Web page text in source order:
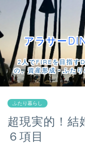
アラサー
2人でFIREを目指
の、資産形成・ふた
ふたり暮らし
超現実的！結
６項目